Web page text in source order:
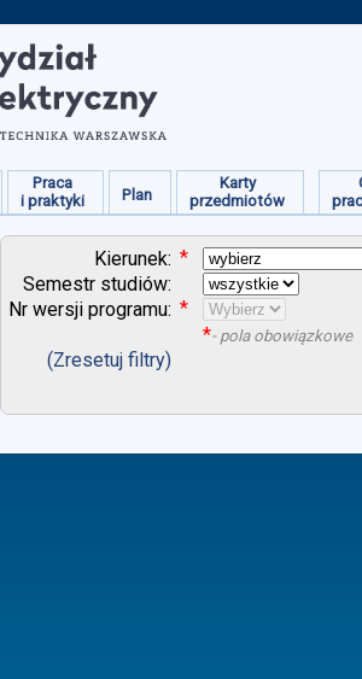
Praca
i praktyki
Plan
Karty
przedmiotów
Kierunek: *
Semestr studiów:
Nr wersji programu: *
*- pola obowiązkowe
(Zresetuj filtry)